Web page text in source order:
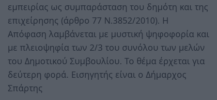
εμπειρίας ως συμπαράσταση του δημότη και της
επιχείρησης (άρθρο 77 Ν.3852/2010). Η
Απόφαση λαμβάνεται με μυστική ψηφοφορία και
με πλειοψηφία των 2/3 του συνόλου των μελών
του Δημοτικού Συμβουλίου. Το θέμα έρχεται για
δεύτερη φορά. Εισηγητής είναι ο Δήμαρχος
Σπάρτης